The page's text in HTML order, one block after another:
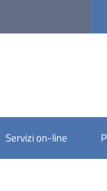
Servizi on-line